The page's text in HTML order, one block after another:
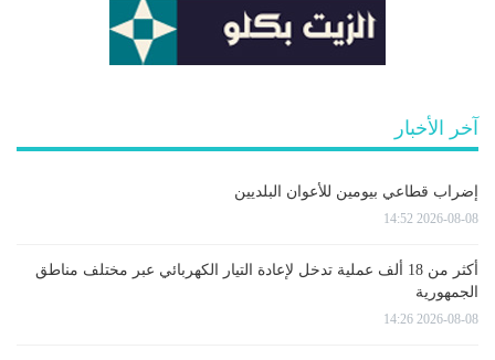
آخر الأخبار
إضراب قطاعي بيومين للأعوان البلديين
2026-08-08 14:52
أكثر من 18 ألف عملية تدخل لإعادة التيار الكهربائي عبر مختلف مناطق
الجمهورية
2026-08-08 14:26